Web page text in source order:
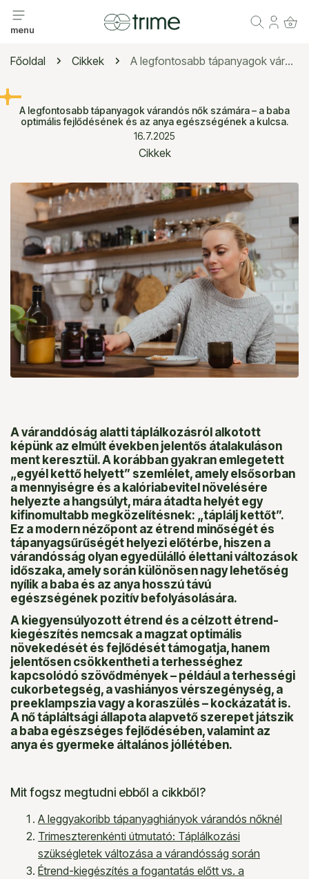
TARTALOMRA
menu
Főoldal Cikkek A legfontosabb tápanyagok várandós nők számára – a baba optimális fejlődésének és az anya egészségének a kulcsa.
A legfontosabb tápanyagok várandós nők számára – a baba
optimális fejlődésének és az anya egészségének a kulcsa.
16.7.2025
Cikkek
A váranddóság alatti táplálkozásról alkotott
képünk az elmúlt években jelentős átalakuláson
ment keresztül. A korábban gyakran emlegetett
„egyél kettő helyett” szemlélet, amely elsősorban
a mennyiségre és a kalóriabevitel növelésére
helyezte a hangsúlyt, mára átadta helyét egy
kifinomultabb megközelítésnek: „táplálj kettőt”.
Ez a modern nézőpont az étrend minőségét és
tápanyagsűrűségét helyezi előtérbe, hiszen a
várandósság olyan egyedülálló élettani változások
időszaka, amely során különösen nagy lehetőség
nyílik a baba és az anya hosszú távú
egészségének pozitív befolyásolására.
A kiegyensúlyozott étrend és a célzott étrend-
kiegészítés nemcsak a magzat optimális
növekedését és fejlődését támogatja, hanem
jelentősen csökkentheti a terhességhez
kapcsolódó szövődmények – például a terhességi
cukorbetegség, a vashiányos vérszegénység, a
preeklampszia vagy a koraszülés – kockázatát is.
A nő tápláltsági állapota alapvető szerepet játszik
a baba egészséges fejlődésében, valamint az
anya és gyermeke általános jóllétében.
Mit fogsz megtudni ebből a cikkből?
A leggyakoribb tápanyaghiányok várandós nőknél
Trimeszterenkénti útmutató: Táplálkozási
szükségletek változása a várandósság során
Étrend-kiegészítés a fogantatás előtt vs. a